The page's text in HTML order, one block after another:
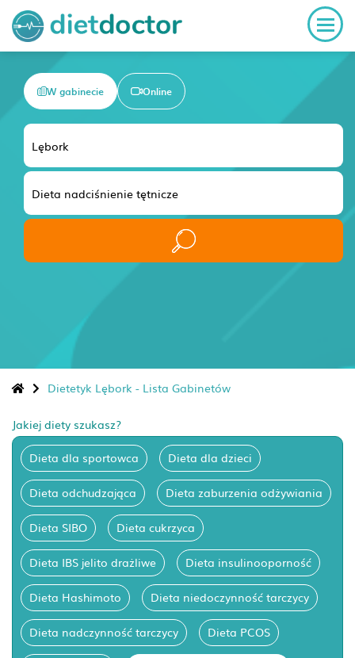
W gabinecie Online
Dietetyk Lębork - Lista Gabinetów
Jakiej diety szukasz?
Dieta dla sportowca Dieta dla dzieci
Dieta odchudzająca Dieta zaburzenia odżywiania
Dieta SIBO Dieta cukrzyca
Dieta IBS jelito drażliwe Dieta insulinooporność
Dieta Hashimoto Dieta niedoczynność tarczycy
Dieta nadczynność tarczycy Dieta PCOS